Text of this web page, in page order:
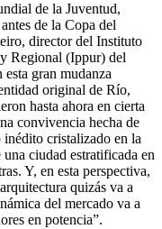
de la Juventud,
de la Copa del
director del Instituto
Regional (Ippur) del
gran mudanza
original de Río,
hasta ahora en cierta
convivencia hecha de
cristalizado en la
ciudad estratificada en
Y, en esta perspectiva,
quizás va a
del mercado va a
en potencia”.